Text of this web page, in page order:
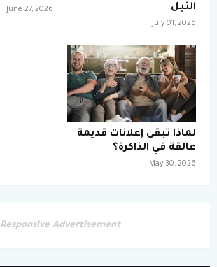
النيل
July 01, 2026
June 27, 2026
لماذا تبقى إعلانات قديمة
عالقة في الذاكرة؟
May 30, 2026
Responsive Advertisement